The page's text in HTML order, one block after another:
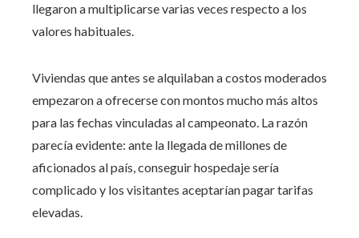
llegaron a multiplicarse varias veces respecto a los
valores habituales.
Viviendas que antes se alquilaban a costos moderados
empezaron a ofrecerse con montos mucho más altos
para las fechas vinculadas al campeonato. La razón
parecía evidente: ante la llegada de millones de
aficionados al país, conseguir hospedaje sería
complicado y los visitantes aceptarían pagar tarifas
elevadas.